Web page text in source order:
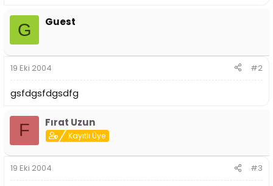
G Guest
19 Eki 2004 #2
gsfdgsfdgsdfg
F Fırat Uzun
Kayıtlı Üye
19 Eki 2004 #3